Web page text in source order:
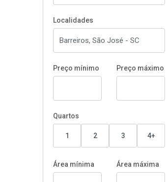
Localidades
Preço mínimo Preço máximo
Quartos
1 2 3 4+
Área mínima Área máxima